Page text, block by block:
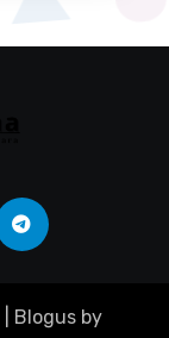
Blogusby